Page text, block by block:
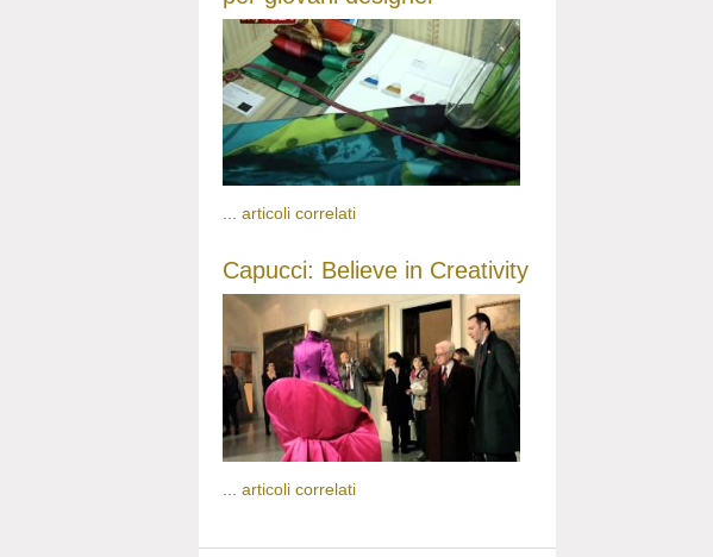
... articoli correlati
Capucci: Believe in Creativity
articoli correlati